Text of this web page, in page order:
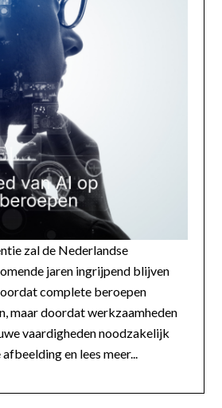
zal de Nederlandse
jaren ingrijpend blijven
complete beroepen
maar doordat werkzaamheden
vaardigheden noodzakelijk
en lees meer...